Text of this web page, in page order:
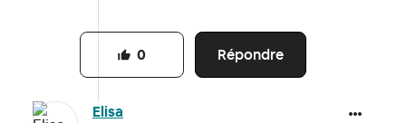
Répondre
0
Elisa